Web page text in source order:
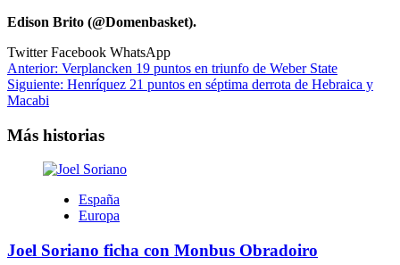
Edison Brito (@Domenbasket).
TwitterFacebook WhatsApp
Navegación
de
Anterior: Verplancken 19 puntos en triunfo de Weber State
Siguiente: Henríquez 21 puntos en séptima derrota de Hebraica y
Macabi
Más historias
España
Europa
Joel Soriano ficha con Monbus Obradoiro